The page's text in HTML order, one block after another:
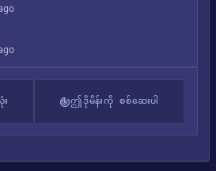
း ဤဒိုမိန်းကို စစ်ဆေးပါ